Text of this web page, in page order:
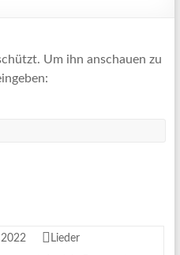
Um ihn anschauen zu
Lieder